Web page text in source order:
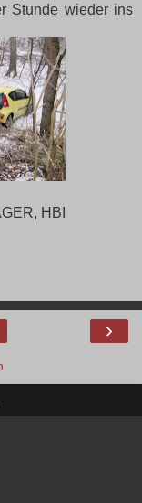
Stunde wieder ins
HBI
›